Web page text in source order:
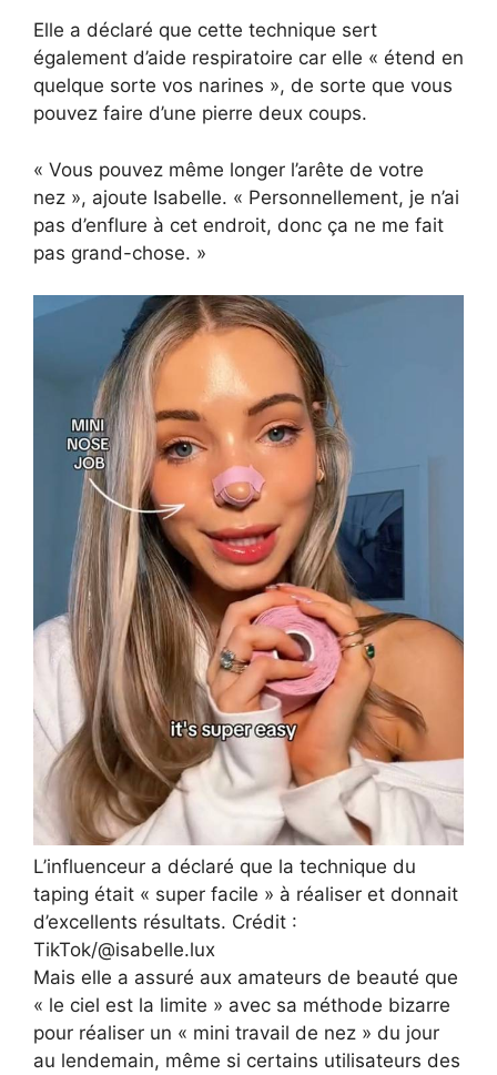
Elle a déclaré que cette technique sert
également d’aide respiratoire car elle « étend en
quelque sorte vos narines », de sorte que vous
pouvez faire d’une pierre deux coups.
« Vous pouvez même longer l’arête de votre
nez », ajoute Isabelle. « Personnellement, je n’ai
pas d’enflure à cet endroit, donc ça ne me fait
pas grand-chose. »
L’influenceur a déclaré que la technique du
taping était « super facile » à réaliser et donnait
d’excellents résultats. Crédit :
TikTok/@isabelle.lux
Mais elle a assuré aux amateurs de beauté que
« le ciel est la limite » avec sa méthode bizarre
pour réaliser un « mini travail de nez » du jour
au lendemain, même si certains utilisateurs des